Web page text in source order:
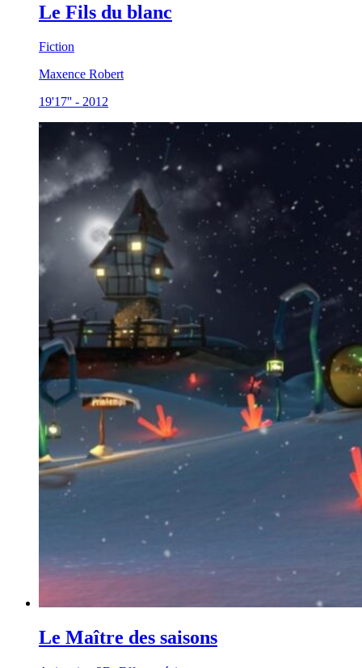
Le Fils du blanc
Fiction
Maxence Robert
19'17'' - 2012
Le Maître des saisons